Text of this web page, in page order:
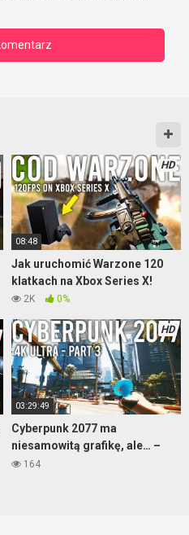
HD
08:48
Jak uruchomić Warzone 120
klatkach na Xbox Series X!
2K 0%
HD
03:29:49
Cyberpunk 2077 ma
niesamowitą grafikę, ale… –
część 3
164